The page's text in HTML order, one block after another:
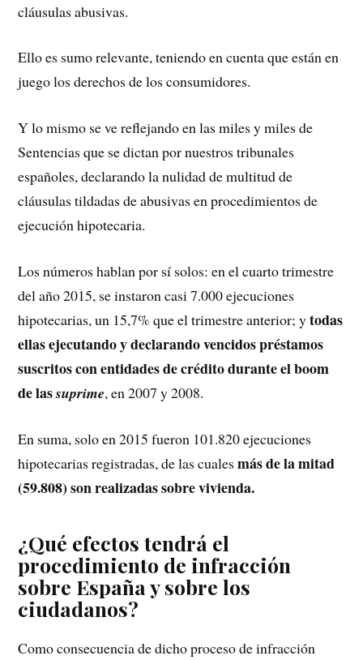
cláusulas abusivas.
Ello es sumo relevante, teniendo en cuenta que están en
juego los derechos de los consumidores.
Y lo mismo se ve reflejando en las miles y miles de
Sentencias que se dictan por nuestros tribunales
españoles, declarando la nulidad de multitud de
cláusulas tildadas de abusivas en procedimientos de
ejecución hipotecaria.
Los números hablan por sí solos: en el cuarto trimestre
del año 2015, se instaron casi 7.000 ejecuciones
hipotecarias, un 15,7% que el trimestre anterior; ytodas
ellas ejecutando y declarando vencidos préstamos
suscritos con entidades de crédito durante el boom
de lassuprime, en 2007 y 2008.
En suma, solo en 2015 fueron 101.820 ejecuciones
hipotecarias registradas, de las cualesmás de la mitad
(59.808) son realizadas sobre vivienda.
¿Qué efectos tendrá el
procedimiento de infracción
sobre España y sobre los
ciudadanos?
Como consecuencia de dicho proceso de infracción